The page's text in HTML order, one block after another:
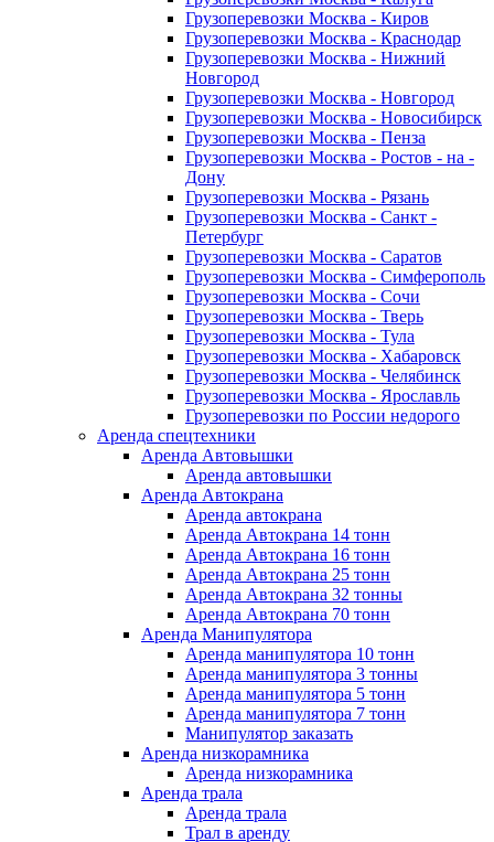
Грузоперевозки Москва - Киров
Грузоперевозки Москва - Краснодар
Грузоперевозки Москва - Нижний
Новгород
Грузоперевозки Москва - Новгород
Грузоперевозки Москва - Новосибирск
Грузоперевозки Москва - Пенза
Грузоперевозки Москва - Ростов - на -
Дону
Грузоперевозки Москва - Рязань
Грузоперевозки Москва - Санкт -
Петербург
Грузоперевозки Москва - Саратов
Грузоперевозки Москва - Симферополь
Грузоперевозки Москва - Сочи
Грузоперевозки Москва - Тверь
Грузоперевозки Москва - Тула
Грузоперевозки Москва - Хабаровск
Грузоперевозки Москва - Челябинск
Грузоперевозки Москва - Ярославль
Грузоперевозки по России недорого
Аренда спецтехники
Аренда Автовышки
Аренда автовышки
Аренда Автокрана
Аренда автокрана
Аренда Автокрана 14 тонн
Аренда Автокрана 16 тонн
Аренда Автокрана 25 тонн
Аренда Автокрана 32 тонны
Аренда Автокрана 70 тонн
Аренда Манипулятора
Аренда манипулятора 10 тонн
Аренда манипулятора 3 тонны
Аренда манипулятора 5 тонн
Аренда манипулятора 7 тонн
Манипулятор заказать
Аренда низкорамника
Аренда низкорамника
Аренда трала
Аренда трала
Трал в аренду